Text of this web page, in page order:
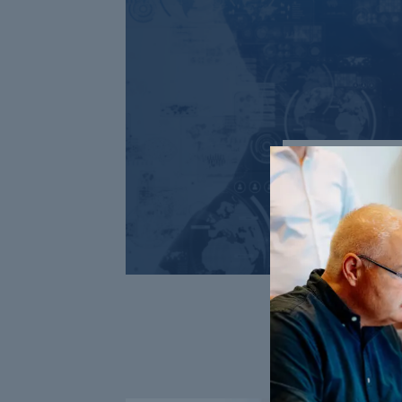
AI,
ARBEJDSGANGE
Bliv skarp
AI-kurser
Kunstig
en integreret
LÆS MERE